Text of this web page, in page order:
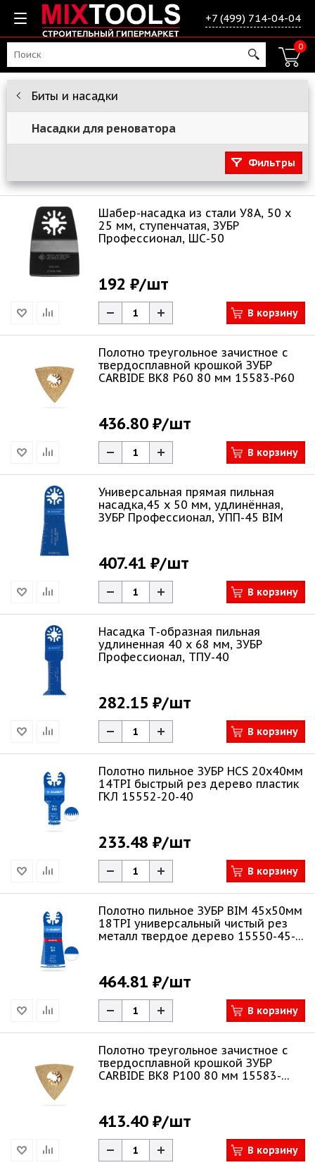
+7 (499) 714-04-04
0
Биты и насадки
Насадки для реноватора
Фильтры
Шабер-насадка из cтали У8А, 50 x
25 мм, ступенчатая, ЗУБР
Профессионал, ШС-50
192 ₽/шт
В корзину
Полотно треугольное зачистное с
твердосплавной крошкой ЗУБР
CARBIDE ВК8 Р60 80 мм 15583-P60
436.80 ₽/шт
В корзину
Универсальная прямая пильная
насадка,45 x 50 мм, удлинённая,
ЗУБР Профессионал, УПП-45 BIM
407.41 ₽/шт
В корзину
Насадка Т-образная пильная
удлиненная 40 x 68 мм, ЗУБР
Профессионал, ТПУ-40
282.15 ₽/шт
В корзину
Полотно пильное ЗУБР HCS 20x40мм
14TPI быстрый рез дерево пластик
ГКЛ 15552-20-40
233.48 ₽/шт
В корзину
Полотно пильное ЗУБР BIM 45x50мм
18TPI универсальный чистый рез
металл твердое дерево 15550-45-
464.81 ₽/шт
В корзину
Полотно треугольное зачистное с
твердосплавной крошкой ЗУБР
CARBIDE ВК8 Р100 80 мм 15583-
413.40 ₽/шт
В корзину